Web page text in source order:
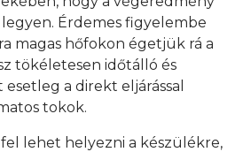
Érdemes figyelembe
magas hőfokon égetjük rá a
tökéletesen időtálló és
a direkt eljárással
tokok.
lehet helyezni a készülékre,